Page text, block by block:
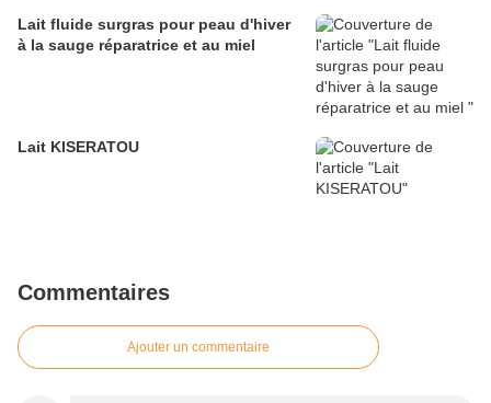
Lait fluide surgras pour peau d'hiver
à la sauge réparatrice et au miel
Lait KISERATOU
Commentaires
Ajouter un commentaire